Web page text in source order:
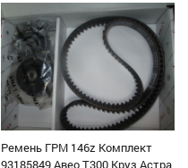
Ремень ГРМ 146z Комплект
93185849 Авео Т300 Круз Астра